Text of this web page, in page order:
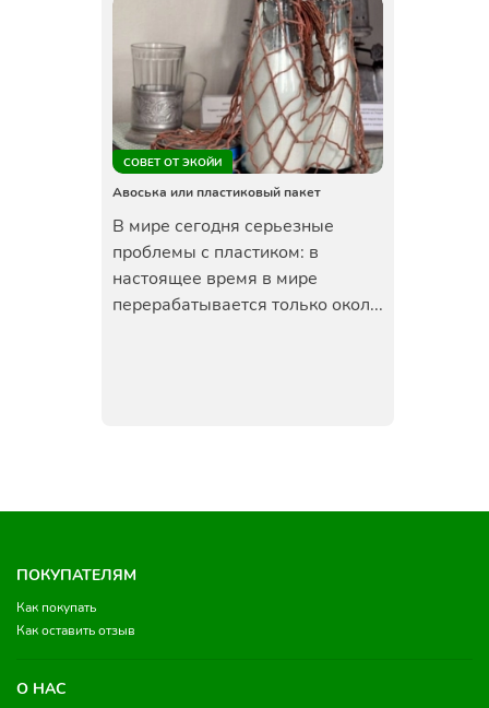
СОВЕТ ОТ ЭКОЙИ
Авоська или пластиковый пакет
В мире сегодня серьезные
проблемы с пластиком: в
настоящее время в мире
перерабатывается только окол...
ПОКУПАТЕЛЯМ
Как покупать
Как оставить отзыв
О НАС